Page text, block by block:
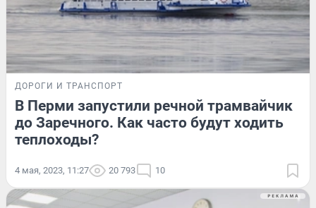
ДОРОГИ И ТРАНСПОРТ
В Перми запустили речной трамвайчик
до Заречного. Как часто будут ходить
теплоходы?
4 мая, 2023, 11:27 20 793 10